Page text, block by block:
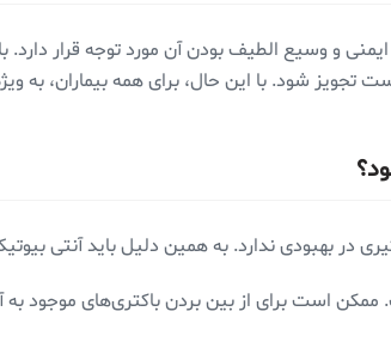
و وسیع الطیف بودن آن مورد توجه قرار دارد.
شود. با این حال، برای همه بیماران، به
در بهبودی ندارد. به همین دلیل باید آنتی
است برای از بین بردن باکتری‌های موجود به